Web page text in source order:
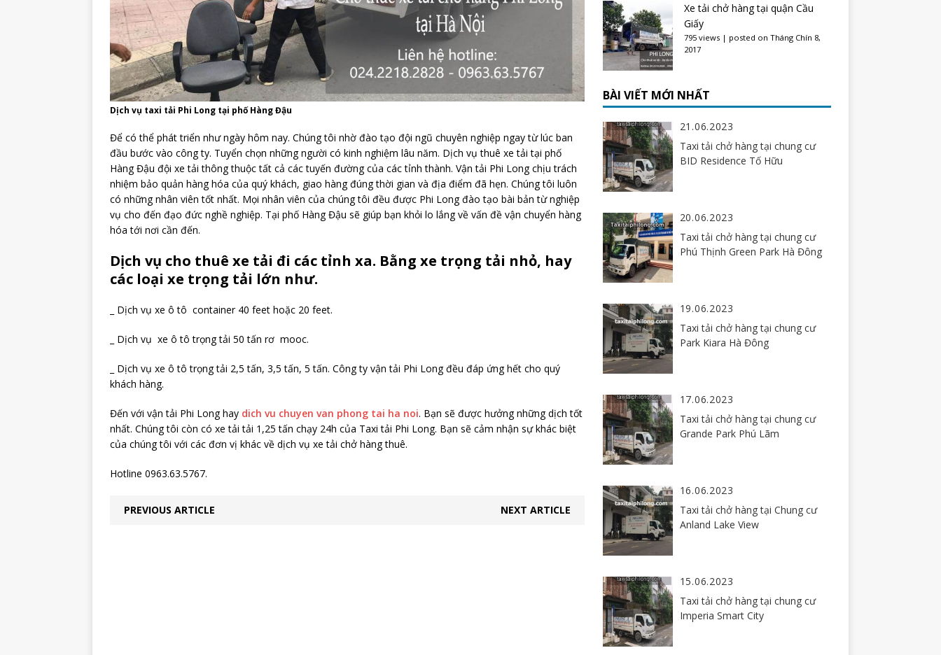
Dịch vụ taxi tải Phi Long tại phố Hàng Đậu
Để có thể phát triển như ngày hôm nay. Chúng tôi nhờ đào tạo đội ngũ chuyên nghiệp ngay từ lúc ban
đầu bước vào công ty. Tuyển chọn những người có kinh nghiệm lâu năm. Dịch vụ thuê xe tải tại phố
Hàng Đậu đội xe tải thông thuộc tất cả các tuyến đường của các tỉnh thành. Vận tải Phi Long chịu trách
nhiệm bảo quản hàng hóa của quý khách, giao hàng đúng thời gian và địa điểm đã hẹn. Chúng tôi luôn
có những nhân viên tốt nhất. Mọi nhân viên của chúng tôi đều được Phi Long đào tạo bài bản từ nghiệp
vụ cho đến đạo đức nghề nghiệp. Tại phố Hàng Đậu sẽ giúp bạn khỏi lo lắng về vấn đề vận chuyển hàng
hóa tới nơi cần đến.
Dịch vụ cho thuê xe tải đi các tỉnh xa. Bằng xe trọng tải nhỏ, hay
các loại xe trọng tải lớn như.
_ Dịch vụ xe ô tô container 40 feet hoặc 20 feet.
_ Dịch vụ xe ô tô trọng tải 50 tấn rơ mooc.
_ Dịch vụ xe ô tô trọng tải 2,5 tấn, 3,5 tấn, 5 tấn. Công ty vận tải Phi Long đều đáp ứng hết cho quý
khách hàng.
Đến với vận tải Phi Long hay dich vu chuyen van phong tai ha noi. Bạn sẽ được hưởng những dịch tốt
nhất. Chúng tôi còn có xe tải tải 1,25 tấn chạy 24h của Taxi tải Phi Long. Bạn sẽ cảm nhận sự khác biệt
của chúng tôi với các đơn vị khác về dịch vụ xe tải chở hàng thuê.
Hotline 0963.63.5767.
PREVIOUS ARTICLE NEXT ARTICLE
Xe tải chở hàng tại quận Cầu
Giấy
795 views| posted on Tháng Chín 8,
2017
BÀI VIẾT MỚI NHẤT
21.06.2023
Taxi tải chở hàng tại chung cư
BID Residence Tố Hữu
20.06.2023
Taxi tải chở hàng tại chung cư
Phú Thịnh Green Park Hà Đông
19.06.2023
Taxi tải chở hàng tại chung cư
Park Kiara Hà Đông
17.06.2023
Taxi tải chở hàng tại chung cư
Grande Park Phú Lãm
16.06.2023
Taxi tải chở hàng tại Chung cư
Anland Lake View
15.06.2023
Taxi tải chở hàng tại chung cư
Imperia Smart City